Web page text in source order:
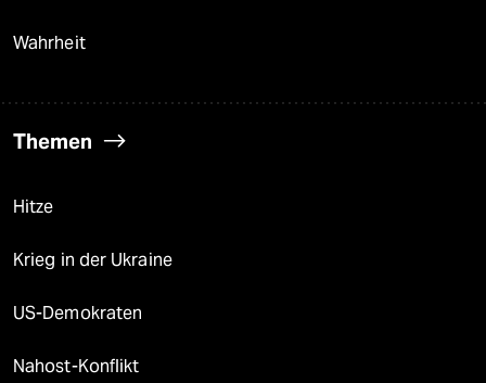
Wahrheit
Themen
Hitze
Krieg in der Ukraine
US-Demokraten
Nahost-Konflikt